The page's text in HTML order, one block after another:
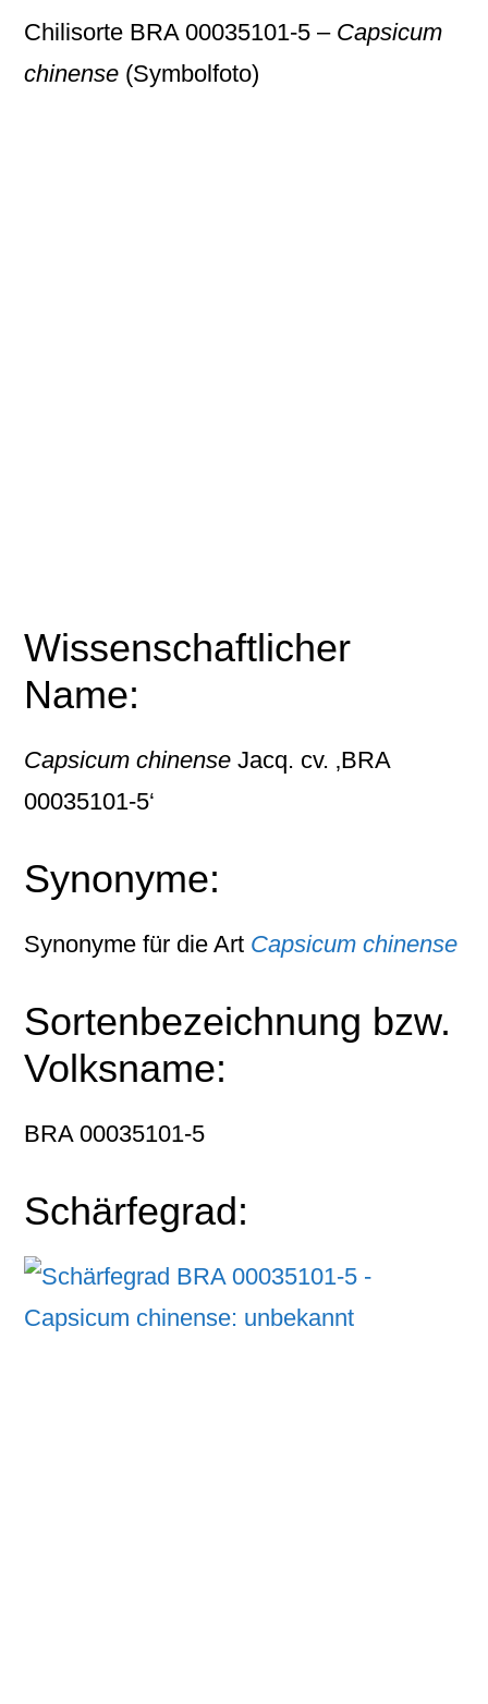
Chilisorte BRA 00035101-5 – Capsicum
chinense (Symbolfoto)
Wissenschaftlicher
Name:
Capsicum chinense Jacq. cv. ‚BRA
00035101-5‘
Synonyme:
Synonyme für die Art Capsicum chinense
Sortenbezeichnung bzw.
Volksname:
BRA 00035101-5
Schärfegrad: